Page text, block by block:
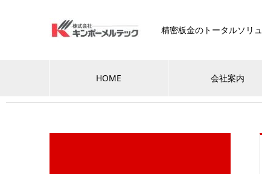
精密板金のトータルソリ
HOME 会社案内